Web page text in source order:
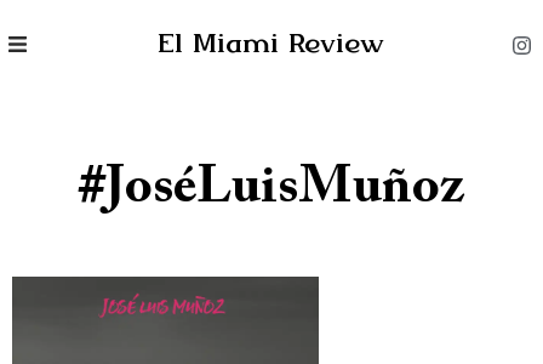
El Miami Review
#JoséLuisMuñoz